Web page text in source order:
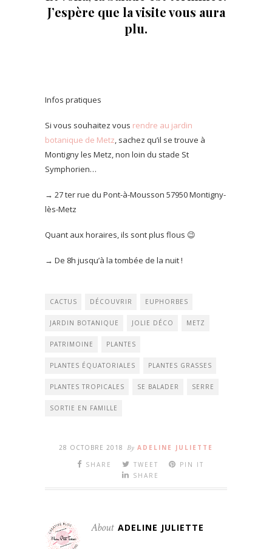
J’espère que la visite vous aura
plu.
Infos pratiques
Si vous souhaitez vous rendre au jardin
botanique de Metz, sachez qu’il se trouve à
Montigny les Metz, non loin du stade St
Symphorien…
→ 27 ter rue du Pont-à-Mousson 57950 Montigny-
lès-Metz
Quant aux horaires, ils sont plus flous 😉
→ De 8h jusqu’à la tombée de la nuit !
CACTUS DÉCOUVRIR EUPHORBES
JARDIN BOTANIQUE JOLIE DÉCO METZ
PATRIMOINE PLANTES
PLANTES ÉQUATORIALES PLANTES GRASSES
PLANTES TROPICALES SE BALADER SERRE
SORTIE EN FAMILLE
28 OCTOBRE 2018 By ADELINE JULIETTE
SHARE
TWEET
PIN IT
SHARE
About ADELINE JULIETTE